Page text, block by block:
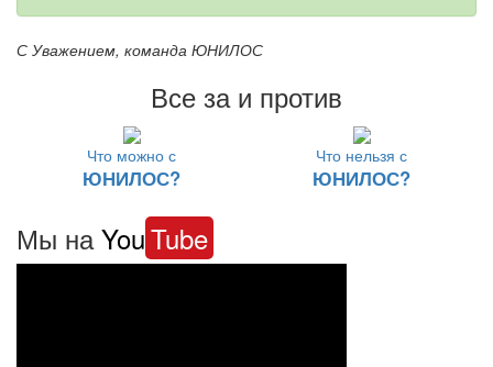
С Уважением, команда ЮНИЛОС
Все за и против
Что можно с
ЮНИЛОС?
Что нельзя с
ЮНИЛОС?
Мы наYouTube